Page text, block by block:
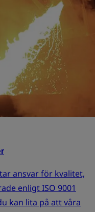
ansvar för kvalitet,
enligt ISO 9001
kan lita på att våra